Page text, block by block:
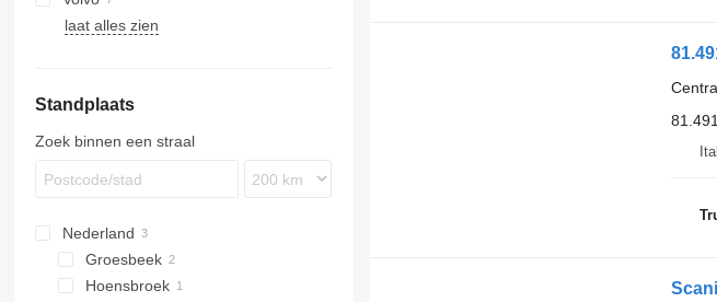
TGL
TGX
R-series
B-series
FM
VNL
laat alles zien
Standplaats
Zoek binnen een straal
Nederland
Groesbeek
Hoensbroek